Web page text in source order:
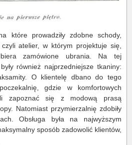
które prowadziły zdobne schody,
atelier, w którym projektuje się,
zamówione ubrania. Na tej
również najprzedniejsze tkaniny:
O klientelę dbano do tego
gdzie w komfortowych
zapoznać się z modową prasą
Natomiast przymierzalnię zdobiły
Obsługa była na najwyższym
sposób zadowolić klientów,